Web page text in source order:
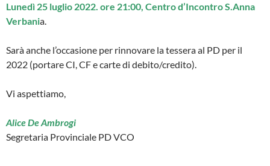
Lunedì 25 luglio 2022. ore 21:00, Centro d’Incontro S.Anna
Verbania.
Sarà anche l’occasione per rinnovare la tessera al PD per il
2022 (portare CI, CF e carte di debito/credito).
Vi aspettiamo,
Alice De Ambrogi
Segretaria Provinciale PD VCO